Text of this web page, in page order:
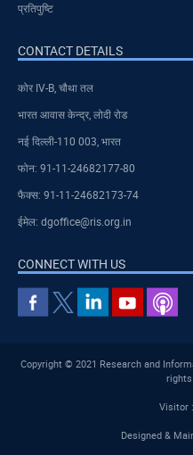
प्रतिपुष्टि
CONTACT DETAILS
कोर IV-B, चौथा तल
भारत आवास केन्द्र, लोदी रोड
नई दिल्ली-110 003, भारत
फोन: 91-11-24682177-80
फैक्स: 91-11-24682173-74
ईमेल: dgoffice@ris.org.in
CONNECT WITH US
Copyright © 2021 Research and
Visitor :
Designed &